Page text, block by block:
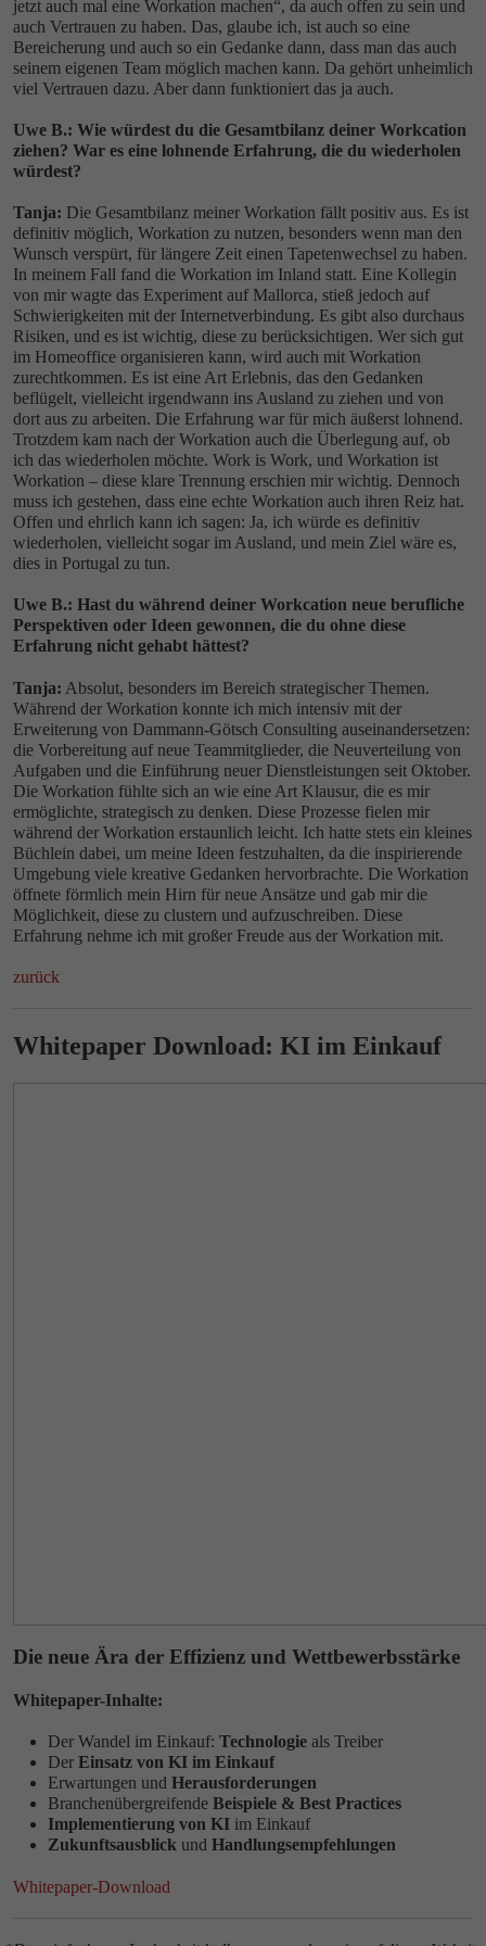
jetzt auch mal eine Workation machen“, da auch offen zu sein und
auch Vertrauen zu haben. Das, glaube ich, ist auch so eine
Bereicherung und auch so ein Gedanke dann, dass man das auch
seinem eigenen Team möglich machen kann. Da gehört unheimlich
viel Vertrauen dazu. Aber dann funktioniert das ja auch.
Uwe B.: Wie würdest du die Gesamtbilanz deiner Workcation
ziehen? War es eine lohnende Erfahrung, die du wiederholen
würdest?
Tanja: Die Gesamtbilanz meiner Workation fällt positiv aus. Es ist
definitiv möglich, Workation zu nutzen, besonders wenn man den
Wunsch verspürt, für längere Zeit einen Tapetenwechsel zu haben.
In meinem Fall fand die Workation im Inland statt. Eine Kollegin
von mir wagte das Experiment auf Mallorca, stieß jedoch auf
Schwierigkeiten mit der Internetverbindung. Es gibt also durchaus
Risiken, und es ist wichtig, diese zu berücksichtigen. Wer sich gut
im Homeoffice organisieren kann, wird auch mit Workation
zurechtkommen. Es ist eine Art Erlebnis, das den Gedanken
beflügelt, vielleicht irgendwann ins Ausland zu ziehen und von
dort aus zu arbeiten. Die Erfahrung war für mich äußerst lohnend.
Trotzdem kam nach der Workation auch die Überlegung auf, ob
ich das wiederholen möchte. Work is Work, und Workation ist
Workation – diese klare Trennung erschien mir wichtig. Dennoch
muss ich gestehen, dass eine echte Workation auch ihren Reiz hat.
Offen und ehrlich kann ich sagen: Ja, ich würde es definitiv
wiederholen, vielleicht sogar im Ausland, und mein Ziel wäre es,
dies in Portugal zu tun.
Uwe B.: Hast du während deiner Workcation neue berufliche
Perspektiven oder Ideen gewonnen, die du ohne diese
Erfahrung nicht gehabt hättest?
Tanja: Absolut, besonders im Bereich strategischer Themen.
Während der Workation konnte ich mich intensiv mit der
Erweiterung von Dammann-Götsch Consulting auseinandersetzen:
die Vorbereitung auf neue Teammitglieder, die Neuverteilung von
Aufgaben und die Einführung neuer Dienstleistungen seit Oktober.
Die Workation fühlte sich an wie eine Art Klausur, die es mir
ermöglichte, strategisch zu denken. Diese Prozesse fielen mir
während der Workation erstaunlich leicht. Ich hatte stets ein kleines
Büchlein dabei, um meine Ideen festzuhalten, da die inspirierende
Umgebung viele kreative Gedanken hervorbrachte. Die Workation
öffnete förmlich mein Hirn für neue Ansätze und gab mir die
Möglichkeit, diese zu clustern und aufzuschreiben. Diese
Erfahrung nehme ich mit großer Freude aus der Workation mit.
zurück
Whitepaper Download: KI im Einkauf
Die neue Ära der Effizienz und Wettbewerbsstärke
Whitepaper-Inhalte:
Der Wandel im Einkauf: Technologie als Treiber
Der Einsatz von KI im Einkauf
Erwartungen und Herausforderungen
Branchenübergreifende Beispiele & Best Practices
Implementierung von KI im Einkauf
Zukunftsausblick und Handlungsempfehlungen
Whitepaper-Download